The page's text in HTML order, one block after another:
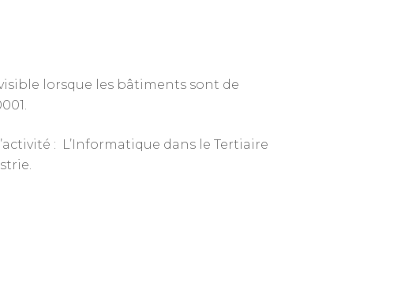
lorsque les bâtiments sont de
: L’Informatique dans le Tertiaire